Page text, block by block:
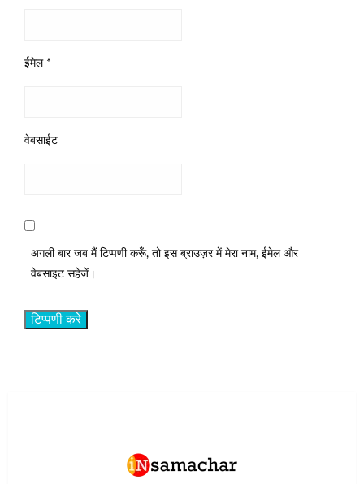
ईमेल *
वेबसाईट
अगली बार जब मैं टिप्पणी करूँ, तो इस ब्राउज़र में मेरा नाम, ईमेल और
वेबसाइट सहेजें।